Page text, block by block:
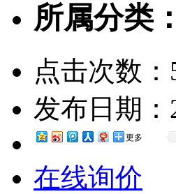
所属分类：
点击次数：
发布日期：
更多
在线询价